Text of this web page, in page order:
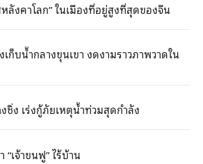
ลังคาโลก” ในเมืองที่อยู่สูงที่สุดของจีน
ก็บน้ำกลางขุนเขา งดงามราวภาพวาดใน
ชิ่ง เร่งกู้ภัยเหตุน้ำท่วมสุดกำลัง
“เจ้าขนฟู” ไร้บ้าน